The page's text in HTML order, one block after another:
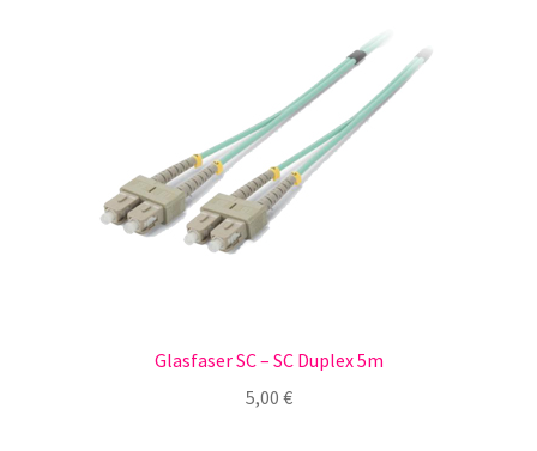
Glasfaser SC – SC Duplex 5m
5,00 €